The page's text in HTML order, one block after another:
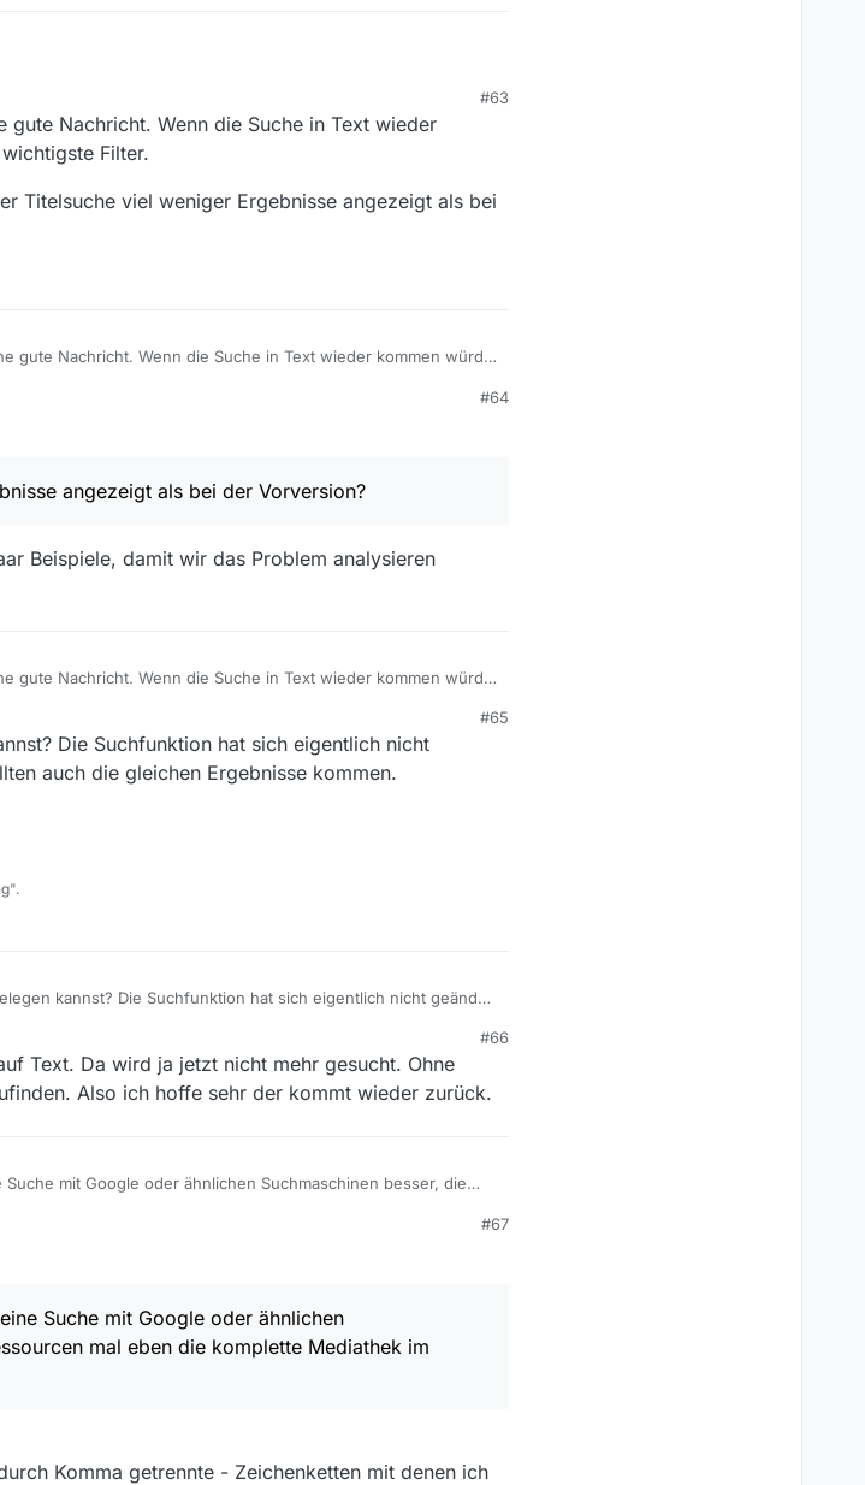
dieser Funktion zu überdenken!
Beitrag zugesagt.
#63
Nachricht. Wenn die Suche in Text wieder
Filter.
Titelsuche viel weniger Ergebnisse angezeigt als bei
gute Nachricht. Wenn die Suche in Text wieder kommen würde,
Titelsuche viel weniger Ergebnisse angezeigt als bei der
#64
angezeigt als bei der Vorversion?
Beispiele, damit wir das Problem analysieren
gute Nachricht. Wenn die Suche in Text wieder kommen würde,
Titelsuche viel weniger Ergebnisse angezeigt als bei der
#65
Die Suchfunktion hat sich eigentlich nicht
auch die gleichen Ergebnisse kommen.
kannst? Die Suchfunktion hat sich eigentlich nicht geändert
#66
Text. Da wird ja jetzt nicht mehr gesucht. Ohne
Also ich hoffe sehr der kommt wieder zurück.
mit Google oder ähnlichen Suchmaschinen besser, die
sowas in die Richtung.
eine Optionale Suche möglich ist. Eventuell läuft das dann
#67
Suche mit Google oder ähnlichen
mal eben die komplette Mediathek im
Komma getrennte - Zeichenketten mit denen ich